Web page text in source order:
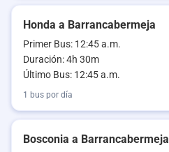
Honda a Barrancabermeja
Primer Bus: 12:45 a.m.
Duración: 4h 30m
Último Bus: 12:45 a.m.
1 bus por día
Bosconia a Barrancabermeja